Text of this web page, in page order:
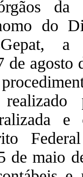
da
do
a
agosto
de maio